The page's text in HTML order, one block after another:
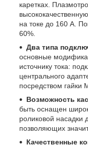
каретках.
на токе до 160 А.
60%.
Два типа
основные
источнику тока:
центрального
посредством гайки
Возможность
быть оснащен
роликовой насадки
позволяющих
Качественные